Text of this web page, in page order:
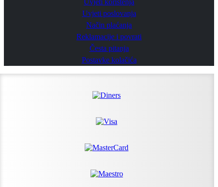
Uvjeti korištenja
Uvjeti poslovanja
Način plaćanja
Reklamacije i povrati
Česta pitanja
Postavke kolačića